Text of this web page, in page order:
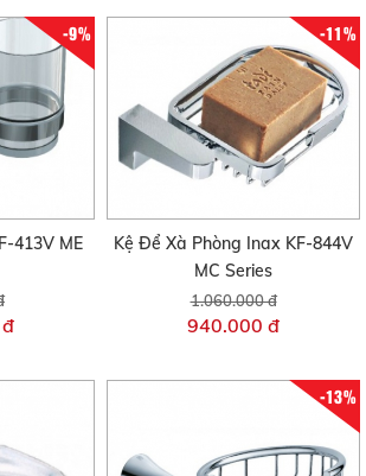
-9%
413V ME
-11%
Kệ Để Xà Phòng Inax KF-844V
MC Series
1.060.000 đ
940.000 đ
-13%